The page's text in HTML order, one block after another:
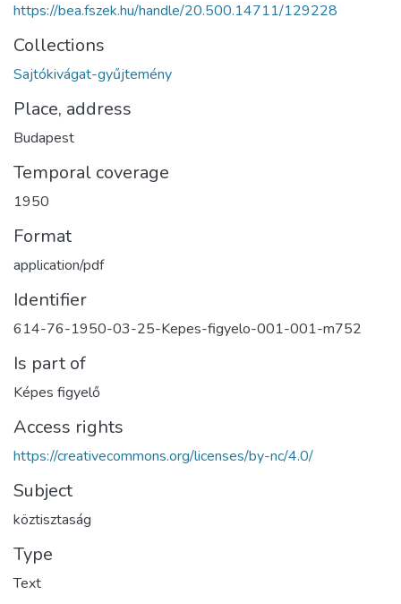
https://bea.fszek.hu/handle/20.500.14711/129228
Collections
Sajtókivágat-gyűjtemény
Place, address
Budapest
Temporal coverage
1950
Format
application/pdf
Identifier
614-76-1950-03-25-Kepes-figyelo-001-001-m752
Is part of
Képes figyelő
Access rights
https://creativecommons.org/licenses/by-nc/4.0/
Subject
köztisztaság
Type
Text